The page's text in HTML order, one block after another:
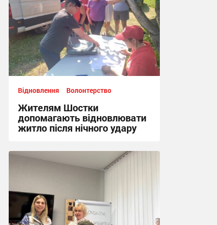
Відновлення Волонтерство
Жителям Шостки
допомагають відновлювати
житло після нічного удару
16:17 вчора